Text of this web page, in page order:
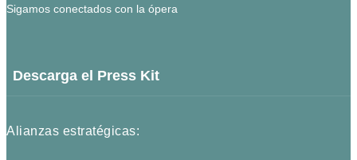
Sigamos conectados con la ópera
Descarga el Press Kit
Alianzas estratégicas: